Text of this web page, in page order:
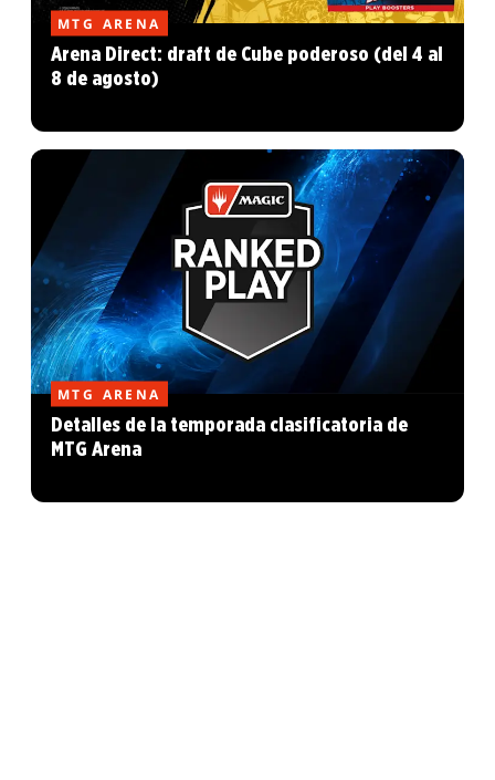
MTG ARENA
Arena Direct: draft de Cube poderoso (del 4 al
8 de agosto)
MTG ARENA
Detalles de la temporada clasificatoria de
MTG Arena